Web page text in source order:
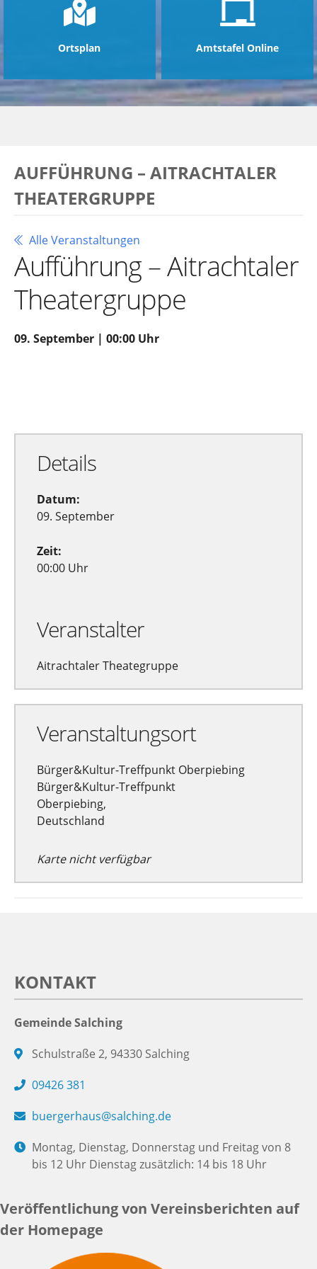
Ortsplan Amtstafel Online
AUFFÜHRUNG – AITRACHTALER
THEATERGRUPPE
Alle Veranstaltungen
Aufführung – Aitrachtaler
Theatergruppe
09. September | 00:00 Uhr
Details
Datum:
09. September
Zeit:
00:00 Uhr
Veranstalter
Aitrachtaler Theategruppe
Veranstaltungsort
Bürger&Kultur-Treffpunkt Oberpiebing
Bürger&Kultur-Treffpunkt
Oberpiebing,
Deutschland
Karte nicht verfügbar
KONTAKT
Gemeinde Salching
Schulstraße 2, 94330 Salching
09426 381
buergerhaus@salching.de
Montag, Dienstag, Donnerstag und Freitag von 8
bis 12 Uhr Dienstag zusätzlich: 14 bis 18 Uhr
Veröffentlichung von Vereinsberichten auf
der Homepage